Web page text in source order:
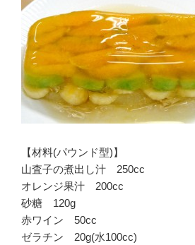
【材料(パウンド型)】
山査子の煮出し汁 250cc
オレンジ果汁 200cc
砂糖 120g
赤ワイン 50cc
ゼラチン 20g(水100cc)